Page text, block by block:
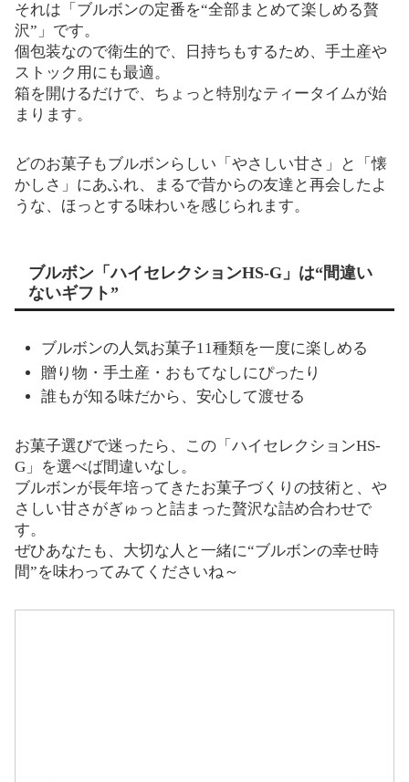
それは「ブルボンの定番を“全部まとめて楽しめる贅
沢”」です。
個包装なので衛生的で、日持ちもするため、手土産や
ストック用にも最適。
箱を開けるだけで、ちょっと特別なティータイムが始
まります。
どのお菓子もブルボンらしい「やさしい甘さ」と「懐
かしさ」にあふれ、まるで昔からの友達と再会したよ
うな、ほっとする味わいを感じられます。
ブルボン「ハイセレクションHS-G」は“間違い
ないギフト”
ブルボンの人気お菓子11種類を一度に楽しめる
贈り物・手土産・おもてなしにぴったり
誰もが知る味だから、安心して渡せる
お菓子選びで迷ったら、この「ハイセレクションHS-
G」を選べば間違いなし。
ブルボンが長年培ってきたお菓子づくりの技術と、や
さしい甘さがぎゅっと詰まった贅沢な詰め合わせで
す。
ぜひあなたも、大切な人と一緒に“ブルボンの幸せ時
間”を味わってみてくださいね～